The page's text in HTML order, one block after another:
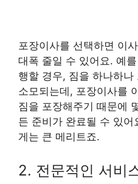
포장이사를 선택하면 이
대폭 줄일 수 있어요. 예
행할 경우, 짐을 하나하
소모되는데, 포장이사를
짐을 포장해주기 때문에
든 준비가 완료될 수 있
게는 큰 메리트죠.
2. 전문적인 서비